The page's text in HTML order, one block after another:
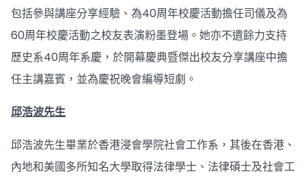
包括參與講座分享經驗、為40周年校慶活動擔任司儀及為
60周年校慶活動之校友表演粉墨登場。她亦不遺餘力支持
歷史系40周年系慶，於開幕慶典暨傑出校友分享講座中擔
任主講嘉賓，並為慶祝晚會編導短劇。
邱浩波先生
邱浩波先生畢業於香港浸會學院社會工作系，其後在香港、
內地和美國多所知名大學取得法律學士、法律碩士及社會工